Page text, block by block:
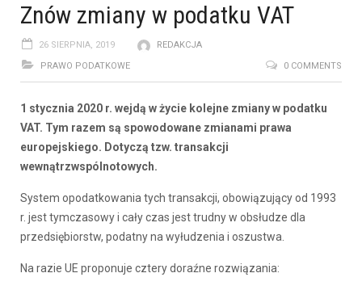
Znów zmiany w podatku VAT
26 SIERPNIA, 2019
REDAKCJA
PRAWO PODATKOWE
0 COMMENTS
1 stycznia 2020 r. wejdą w życie kolejne zmiany w podatku
VAT. Tym razem są spowodowane zmianami prawa
europejskiego. Dotyczą tzw. transakcji
wewnątrzwspólnotowych.
System opodatkowania tych transakcji, obowiązujący od 1993
r. jest tymczasowy i cały czas jest trudny w obsłudze dla
przedsiębiorstw, podatny na wyłudzenia i oszustwa.
Na razie UE proponuje cztery doraźne rozwiązania: